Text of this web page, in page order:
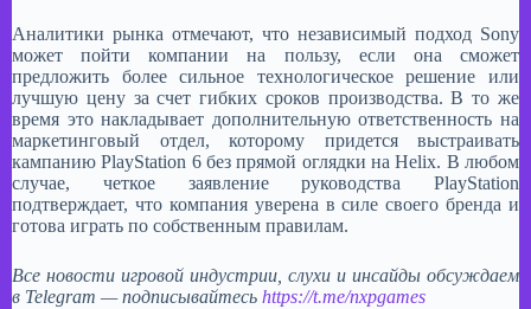
Аналитики рынка отмечают, что независимый подход Sony
может пойти компании на пользу, если она сможет
предложить более сильное технологическое решение или
лучшую цену за счет гибких сроков производства. В то же
время это накладывает дополнительную ответственность на
маркетинговый отдел, которому придется выстраивать
кампанию PlayStation 6 без прямой оглядки на Helix. В любом
случае, четкое заявление руководства PlayStation
подтверждает, что компания уверена в силе своего бренда и
готова играть по собственным правилам.
Все новости игровой индустрии, слухи и инсайды обсуждаем
в Telegram — подписывайтесь https://t.me/nxpgames